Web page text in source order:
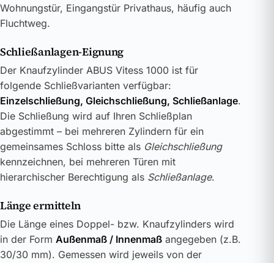
Wohnungstür, Eingangstür Privathaus, häufig auch
Fluchtweg.
Schließanlagen-Eignung
Der Knaufzylinder ABUS Vitess 1000 ist für
folgende Schließvarianten verfügbar:
Einzelschließung, Gleichschließung, Schließanlage.
Die Schließung wird auf Ihren Schließplan
abgestimmt – bei mehreren Zylindern für ein
gemeinsames Schloss bitte als Gleichschließung
kennzeichnen, bei mehreren Türen mit
hierarchischer Berechtigung als Schließanlage.
Länge ermitteln
Die Länge eines Doppel- bzw. Knaufzylinders wird
in der Form Außenmaß / Innenmaß angegeben (z.B.
30/30 mm). Gemessen wird jeweils von der